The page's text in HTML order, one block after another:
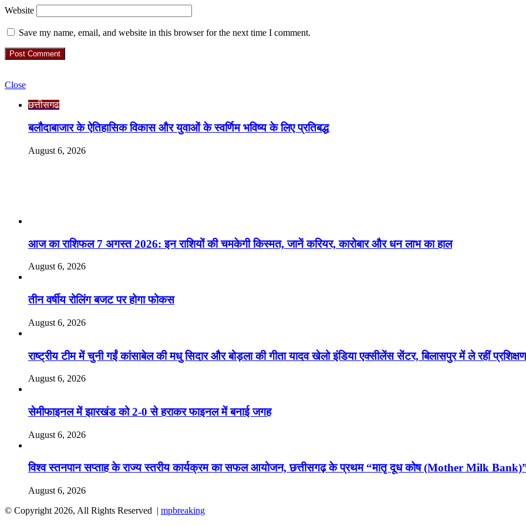
Website
Save my name, email, and website in this browser for the next time I comment.
Close
छत्तीसगढ
बलौदाबाजार के ऐतिहासिक विकास और युवाओं के स्वर्णिम भविष्य के लिए प्रतिबद्ध
August 6, 2026
आज का राशिफल 7 अगस्त 2026: इन राशियों की चमकेगी किस्मत, जानें करियर, कारोबार और धन लाभ का हाल
August 6, 2026
तीन वर्षीय रोलिंग बजट पर होगा फोकस
August 6, 2026
राष्ट्रीय टीम में चुनी गईं कांसाबेल की मधु सिदार और बोड़ला की गीता यादव खेलो इंडिया एक्सीलेंस सेंटर, बिलासपुर में ले रहीं प्रशिक्षण
August 6, 2026
सेमीफाइनल में झारखंड को 2-0 से हराकर फाइनल में बनाई जगह
August 6, 2026
विश्व स्तनपान सप्ताह के राज्य स्तरीय कार्यक्रम का सफल आयोजन, छत्तीसगढ़ के प्रथम “मातृ दूध कोष (Mother Milk Bank)”
August 6, 2026
© Copyright 2026, All Rights Reserved | mpbreaking